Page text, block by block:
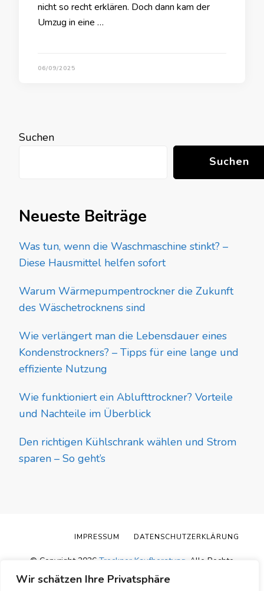
Wir schätzen Ihre Privatsphäre
nicht so recht erklären. Doch dann kam der
Umzug in eine …
06/09/2025
Suchen
Suchen
Neueste Beiträge
Was tun, wenn die Waschmaschine stinkt? –
Diese Hausmittel helfen sofort
Warum Wärmepumpentrockner die Zukunft
des Wäschetrocknens sind
Wie verlängert man die Lebensdauer eines
Kondenstrockners? – Tipps für eine lange und
effiziente Nutzung
Wie funktioniert ein Ablufttrockner? Vorteile
und Nachteile im Überblick
Den richtigen Kühlschrank wählen und Strom
sparen – So geht’s
© Copyright 2026 Trockner Kaufberatung . Alle Rechte
Themes.Präsentiert vonWordPress
IMPRESSUM DATENSCHUTZERKLÄRUNG